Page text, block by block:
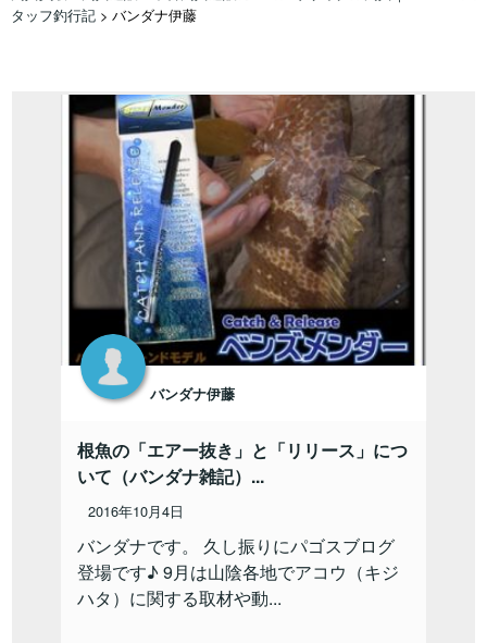
タッフ釣行記 > バンダナ伊藤
バンダナ伊藤
根魚の「エアー抜き」と「リリース」につ
いて（バンダナ雑記）...
2016年10月4日
バンダナです。 久し振りにパゴスブログ
登場です♪ 9月は山陰各地でアコウ（キジ
ハタ）に関する取材や動...